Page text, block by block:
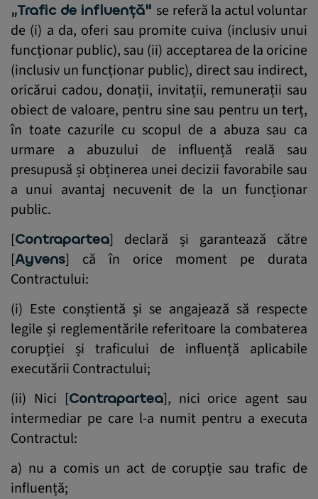
„Trafic de influență" se referă la actul voluntar
de (i) a da, oferi sau promite cuiva (inclusiv unui
funcționar public), sau (ii) acceptarea de la oricine
(inclusiv un funcționar public), direct sau indirect,
oricărui cadou, donații, invitații, remunerații sau
obiect de valoare, pentru sine sau pentru un terț,
în toate cazurile cu scopul de a abuza sau ca
urmare a abuzului de influență reală sau
presupusă și obținerea unei decizii favorabile sau
a unui avantaj necuvenit de la un funcționar
public.
[Contrapartea] declară și garantează către
[Ayvens] că în orice moment pe durata
Contractului:
(i) Este conștientă și se angajează să respecte
legile și reglementările referitoare la combaterea
corupției și traficului de influență aplicabile
executării Contractului;
(ii) Nici [Contrapartea], nici orice agent sau
intermediar pe care l-a numit pentru a executa
Contractul:
a) nu a comis un act de corupție sau trafic de
influență;